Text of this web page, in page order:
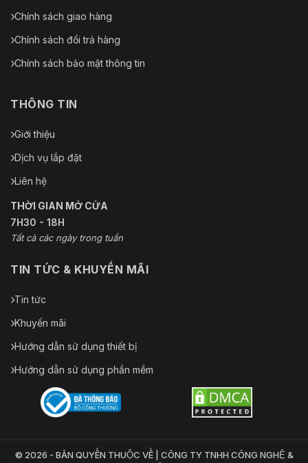
Chính sách giao hàng
Chính sách đổi trả hàng
Chính sách bảo mật thông tin
THÔNG TIN
Giới thiệu
Dịch vụ lắp đặt
Liên hệ
THỜI GIAN MỞ CỬA
7H30 - 18H
Tất cả các ngày trong tuần
TIN TỨC & KHUYẾN MÃI
Tin tức
Khuyến mãi
Hướng dẫn sử dụng thiết bị
Hướng dẫn sử dụng phần mềm
© 2026 - BẢN QUYỀN THUỘC VỀ | CÔNG TY TNHH CÔNG NGHỆ &